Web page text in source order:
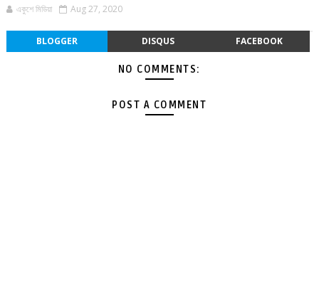
একুশে মিডিয়া Aug 27, 2020
BLOGGER DISQUS FACEBOOK
NO COMMENTS:
POST A COMMENT